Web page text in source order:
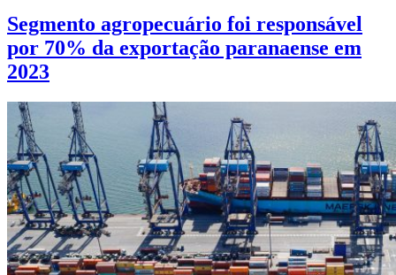
Segmento agropecuário foi responsável
por 70% da exportação paranaense em
2023